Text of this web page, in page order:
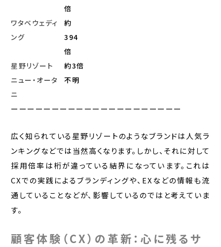
倍
ワタベウェディ
ング
約
394
倍
星野リゾート
約3倍
ニュー・オータ
ニ
不明
ーーーーーーーーーーーーーーーーーーーーー
広く知られている星野リゾートのようなブランドは人気ラ
ンキングなどでは当然高くなります。しかし、それに対して
採用倍率は桁が違っている結界になっています。これは
CXでの実践によるブランディングや、EXなどの情報も流
通していることなどが、影響しているのではと考えていま
す。
顧客体験（CX）の革新：心に残るサ